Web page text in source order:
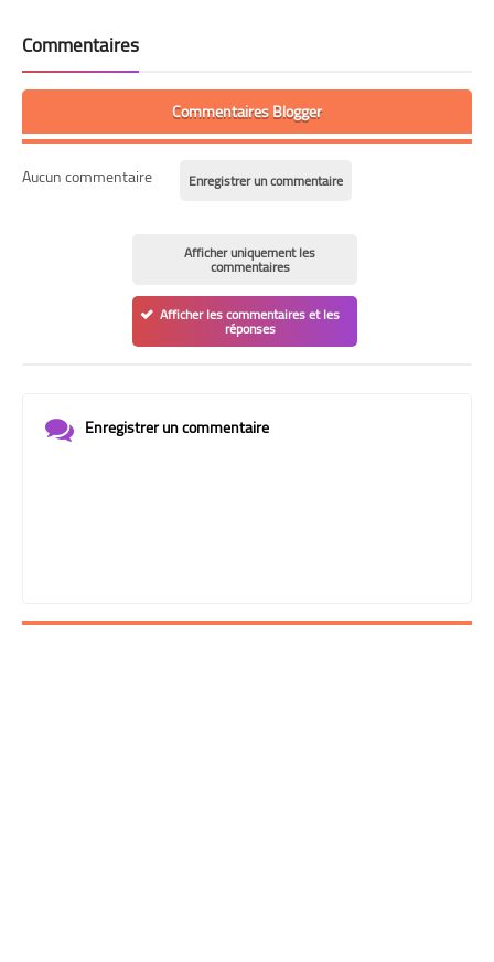
Commentaires
Commentaires Blogger
Aucun commentaire Enregistrer un commentaire
Afficher uniquement les
commentaires
Afficher les commentaires et les
réponses
Enregistrer un commentaire